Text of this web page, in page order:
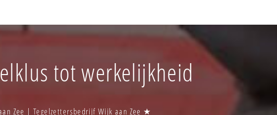
tot werkelijkheid
Zee | Tegelzettersbedrijf Wijk aan Zee ★